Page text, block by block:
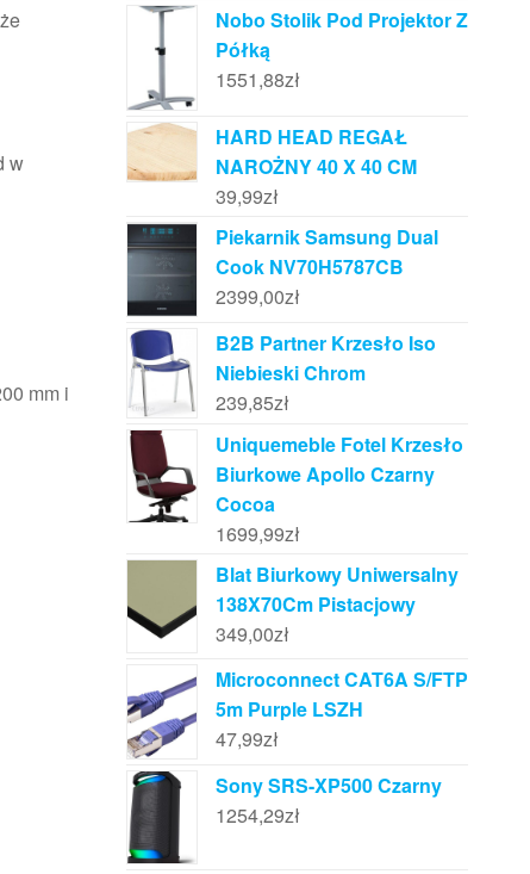
w
mm i
Nobo Stolik Pod Projektor Z
Półką
1551,88zł
HARD HEAD REGAŁ
NAROŻNY 40 X 40 CM
39,99zł
Piekarnik Samsung Dual
Cook NV70H5787CB
2399,00zł
B2B Partner Krzesło Iso
Niebieski Chrom
239,85zł
Uniquemeble Fotel Krzesło
Biurkowe Apollo Czarny
Cocoa
1699,99zł
Blat Biurkowy Uniwersalny
138X70Cm Pistacjowy
349,00zł
Microconnect CAT6A S/FTP
5m Purple LSZH
47,99zł
Sony SRS-XP500 Czarny
1254,29zł